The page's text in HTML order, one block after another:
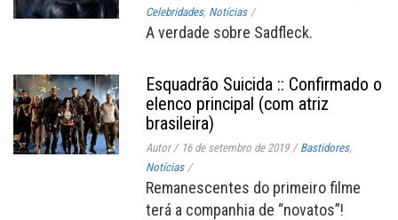
Celebridades, Notícias /
A verdade sobre Sadfleck.
Esquadrão Suicida :: Confirmado o
elenco principal (com atriz
brasileira)
Autor/ 16 de setembro de 2019 / Bastidores,
Notícias /
Remanescentes do primeiro filme
terá a companhia de “novatos”!